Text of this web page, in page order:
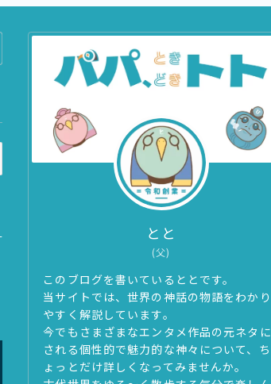
とと
(父)
このブログを書いているととです。
当サイトでは、世界の神話の物語をわかり
やすく解説しています。
今でもさまざまなエンタメ作品の元ネタに
される個性的で魅力的な神々について、ち
ょっとだけ詳しくなってみませんか。